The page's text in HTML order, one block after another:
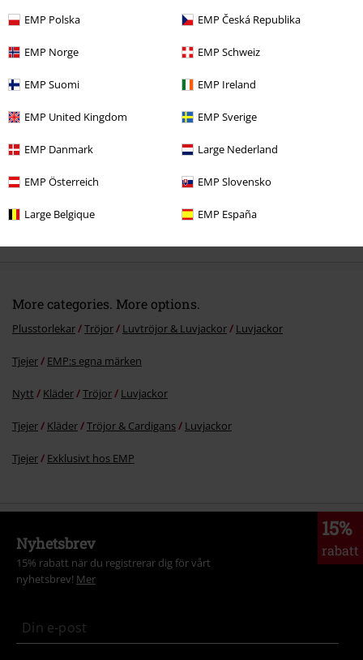
EMP Polska EMP Česká Republika
EMP Norge EMP Schweiz
EMP Suomi EMP Ireland
EMP United Kingdom EMP Sverige
EMP Danmark Large Nederland
EMP Österreich EMP Slovensko
Large Belgique EMP España
rek-pris Från
More categories. More options.
Plusstorlekar Tröjor Luvtröjor & Luvjackor Luvjackor
Tjejer EMP:s egna märken
Nytt Kläder Tröjor Luvjackor
Tjejer Kläder Tröjor & Cardigans Luvjackor
Tjejer Exklusivt hos EMP
15%
rabatt
Nyhetsbrev
15% rabatt när du registrerar dig för vårt
nyhetsbrev! Mer